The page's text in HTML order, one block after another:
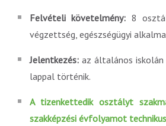
Felvételi követelmény: 8
végzettség, egészségügyi
Jelentkezés: az általános
lappal történik.
A tizenkettedik osztályt
szakképzési évfolyamot